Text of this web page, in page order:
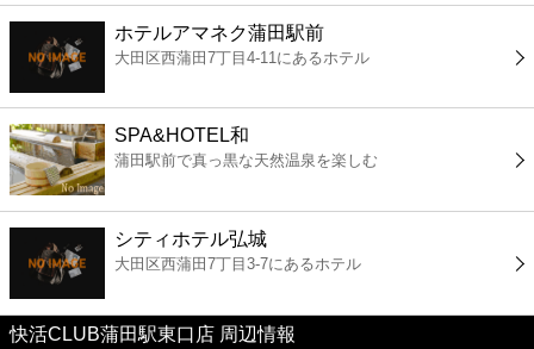
レジャー
書店
ファミレス
ファーストフード
カフェ
ショッピング
ホテルアマネク蒲田駅前
大田区西蒲田7丁目4-11にあるホテル
SPA&HOTEL和
蒲田駅前で真っ黒な天然温泉を楽しむ
シティホテル弘城
大田区西蒲田7丁目3-7にあるホテル
快活CLUB蒲田駅東口店 周辺情報